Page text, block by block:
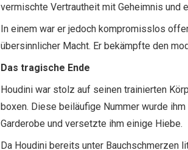
vermischte Vertrautheit mit Geheimnis und
In einem war er jedoch kompromisslos
übersinnlicher Macht. Er bekämpfte den
Das tragische Ende
Houdini war stolz auf seinen trainierten
boxen. Diese beiläufige Nummer wurde
Garderobe und versetzte ihm einige Hiebe.
Da Houdini bereits unter Bauchschmerzen